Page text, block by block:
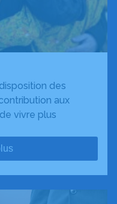
des
aux
vivre plus